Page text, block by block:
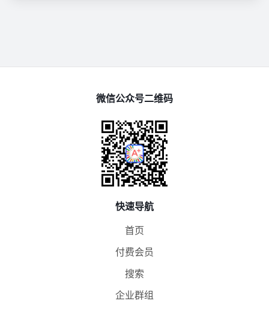
微信公众号二维码
快速导航
首页
付费会员
搜索
企业群组